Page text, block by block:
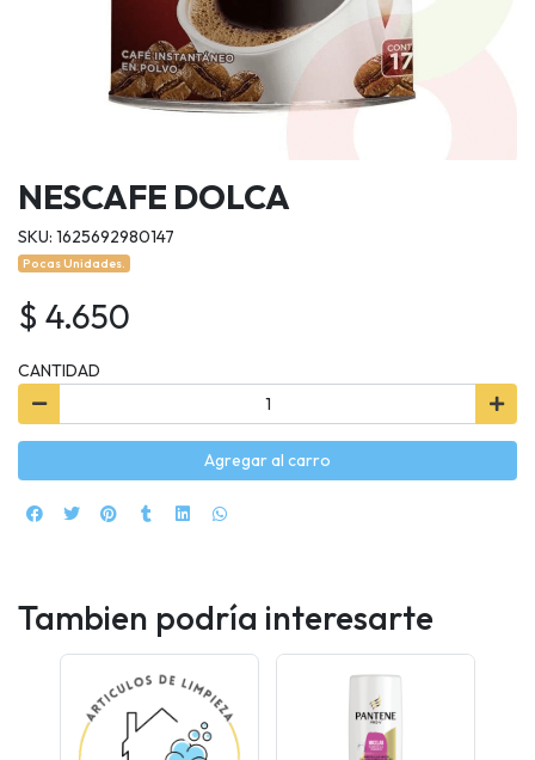
NESCAFE DOLCA
SKU: 1625692980147
Pocas Unidades.
$ 4.650
CANTIDAD
Agregar al carro
Tambien podría interesarte